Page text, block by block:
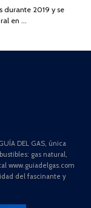
durante 2019 y se
en …
DEL GAS, única
gas natural,
www.guiadelgas.com
del fascinante y